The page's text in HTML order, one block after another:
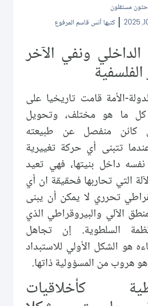
مستقلون
كتبها أنس قاسم المرفوع
الداخلي ونفي الآخر
الأمة قامت تاريخيا على
ما هو مختلف، وتحويل
كائن منفصل عن طبيعته
تتبنى أي حركة تغييرية
داخل بنيتها، فهي تعيد
التي تحاربها فحقيقة ان أي
تحرري لا يمكن أن يبنى
الآلي والبيروقراطي الذي
السلطوية. إن تجاهل
هو الشكل الأولي للاستبداد
هروب من المسؤولية ذاتها.
كأخلاقيات